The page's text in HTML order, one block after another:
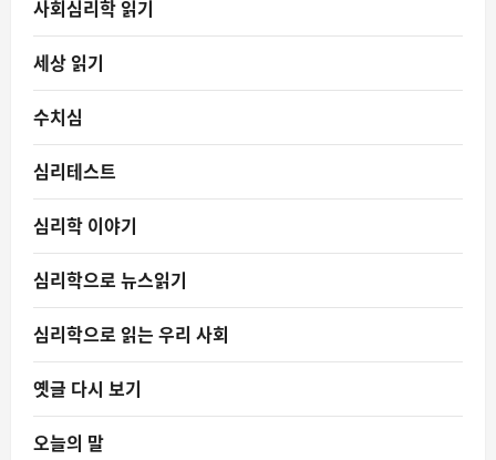
사회심리학 읽기
세상 읽기
수치심
심리테스트
심리학 이야기
심리학으로 뉴스읽기
심리학으로 읽는 우리 사회
옛글 다시 보기
오늘의 말